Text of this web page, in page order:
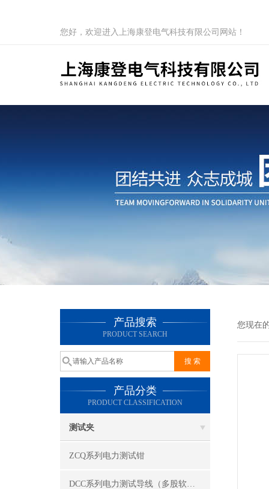
您好，欢迎进入上海康登电气科技有限公司网站！
产品搜索
PRODUCT SEARCH
产品分类
PRODUCT CLASSIFICATION
测试夹
ZCQ系列电力测试钳
DCC系列电力测试导线（多股软线）
您现在